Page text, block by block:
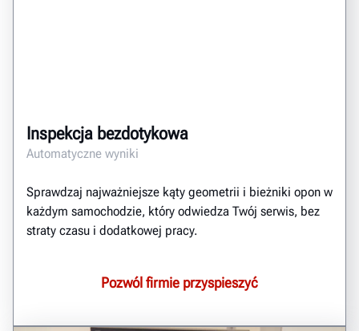
Inspekcja bezdotykowa
Automatyczne wyniki
Sprawdzaj najważniejsze kąty geometrii i bieżniki opon w
każdym samochodzie, który odwiedza Twój serwis, bez
straty czasu i dodatkowej pracy.
Pozwól firmie przyspieszyć